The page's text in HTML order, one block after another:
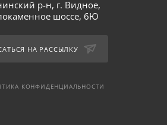
р-н, г. Видное,
шоссе, 6Ю
НА РАССЫЛКУ
КОНФИДЕНЦИАЛЬНОСТИ